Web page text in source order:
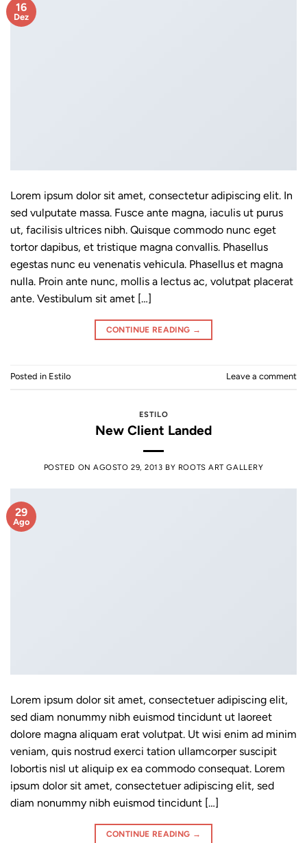
16
Dez
Lorem ipsum dolor sit amet, consectetur adipiscing elit. In
sed vulputate massa. Fusce ante magna, iaculis ut purus
ut, facilisis ultrices nibh. Quisque commodo nunc eget
tortor dapibus, et tristique magna convallis. Phasellus
egestas nunc eu venenatis vehicula. Phasellus et magna
nulla. Proin ante nunc, mollis a lectus ac, volutpat placerat
ante. Vestibulum sit amet […]
CONTINUE READING →
Posted in Estilo Leave a comment
ESTILO
New Client Landed
POSTED ONAGOSTO 29, 2013 BY ROOTS ART GALLERY
29
Ago
Lorem ipsum dolor sit amet, consectetuer adipiscing elit,
sed diam nonummy nibh euismod tincidunt ut laoreet
dolore magna aliquam erat volutpat. Ut wisi enim ad minim
veniam, quis nostrud exerci tation ullamcorper suscipit
lobortis nisl ut aliquip ex ea commodo consequat. Lorem
ipsum dolor sit amet, consectetuer adipiscing elit, sed
diam nonummy nibh euismod tincidunt […]
CONTINUE READING →